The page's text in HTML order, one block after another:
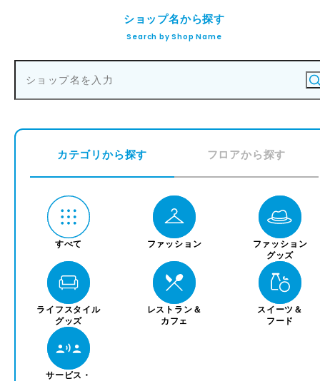
ショップ名から探す
Search by Shop Name
カテゴリから探す フロアから探す
すべて ファッション
ファッション
グッズ
ライフスタイル
グッズ
レストラン＆
カフェ
スイーツ＆
フード
サービス・